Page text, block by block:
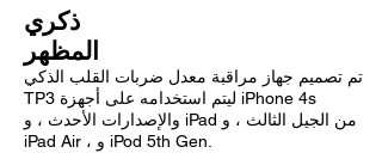
ذكري
المظهر
تم تصميم جهاز مراقبة معدل ضربات القلب الذكي
TP3 ليتم استخدامه على أجهزة iPhone 4s
والإصدارات الأحدث ، و iPad من الجيل الثالث ، و
iPad Air ، و iPod 5th Gen.